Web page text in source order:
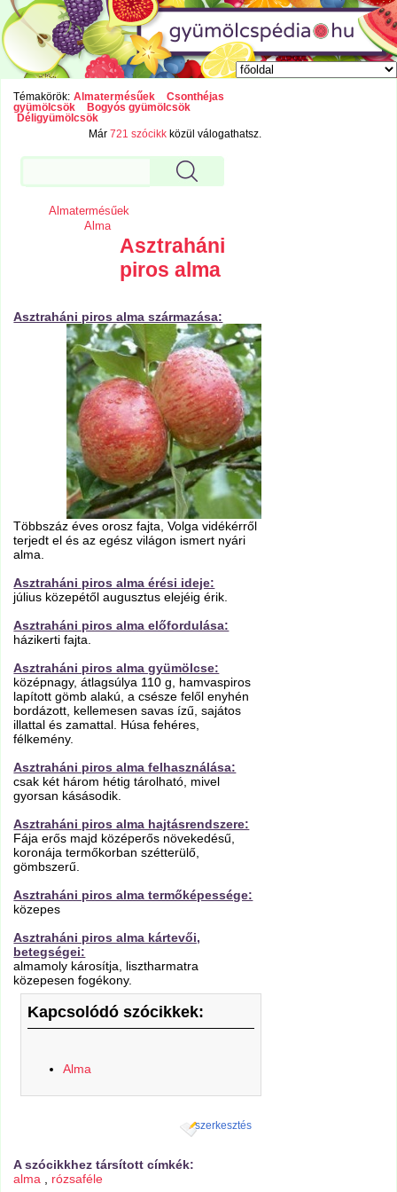
Témakörök: Almatermésűek
Csonthéjas
gyümölcsök
Bogyós gyümölcsök
Déligyümölcsök
Már721 szócikk közül válogathatsz.
Almatermésűek
Alma
Asztraháni
piros alma
Asztraháni piros alma származása:
Többszáz éves orosz fajta, Volga vidékérről
terjedt el és az egész világon ismert nyári
alma.
Asztraháni piros alma érési ideje:
július közepétől augusztus elejéig érik.
Asztraháni piros alma előfordulása:
házikerti fajta.
Asztraháni piros alma gyümölcse:
középnagy, átlagsúlya 110 g, hamvaspiros
lapított gömb alakú, a csésze felől enyhén
bordázott, kellemesen savas ízű, sajátos
illattal és zamattal. Húsa fehéres,
félkemény.
Asztraháni piros alma felhasználása:
csak két három hétig tárolható, mivel
gyorsan kásásodik.
Asztraháni piros alma hajtásrendszere:
Fája erős majd középerős növekedésű,
koronája termőkorban szétterülő,
gömbszerű.
Asztraháni piros alma termőképessége:
közepes
Asztraháni piros alma kártevői,
betegségei:
almamoly károsítja, lisztharmatra
közepesen fogékony.
Kapcsolódó szócikkek:
Alma
szerkesztés
A szócikkhez társított címkék:
alma
rózsaféle